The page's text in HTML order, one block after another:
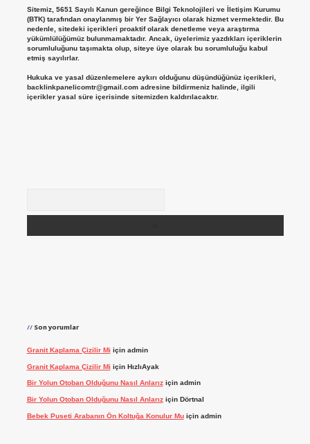
Sitemiz, 5651 Sayılı Kanun gereğince Bilgi Teknolojileri ve İletişim Kurumu
(BTK) tarafından onaylanmış bir Yer Sağlayıcı olarak hizmet vermektedir. Bu
nedenle, sitedeki içerikleri proaktif olarak denetleme veya araştırma
yükümlülüğümüz bulunmamaktadır. Ancak, üyelerimiz yazdıkları içeriklerin
sorumluluğunu taşımakta olup, siteye üye olarak bu sorumluluğu kabul
etmiş sayılırlar.
Hukuka ve yasal düzenlemelere aykırı olduğunu düşündüğünüz içerikleri,
backlinkpanelicomtr@gmail.comadresine bildirmeniz halinde, ilgili
içerikler yasal süre içerisinde sitemizden kaldırılacaktır.
Son yorumlar
Granit Kaplama Çizilir Mi için admin
Granit Kaplama Çizilir Mi için HızlıAyak
Bir Yolun Otoban Olduğunu Nasıl Anlarıziçin admin
Bir Yolun Otoban Olduğunu Nasıl Anlarıziçin Dörtnal
Bebek Puseti Arabanın Ön Koltuğa Konulur Muiçin admin